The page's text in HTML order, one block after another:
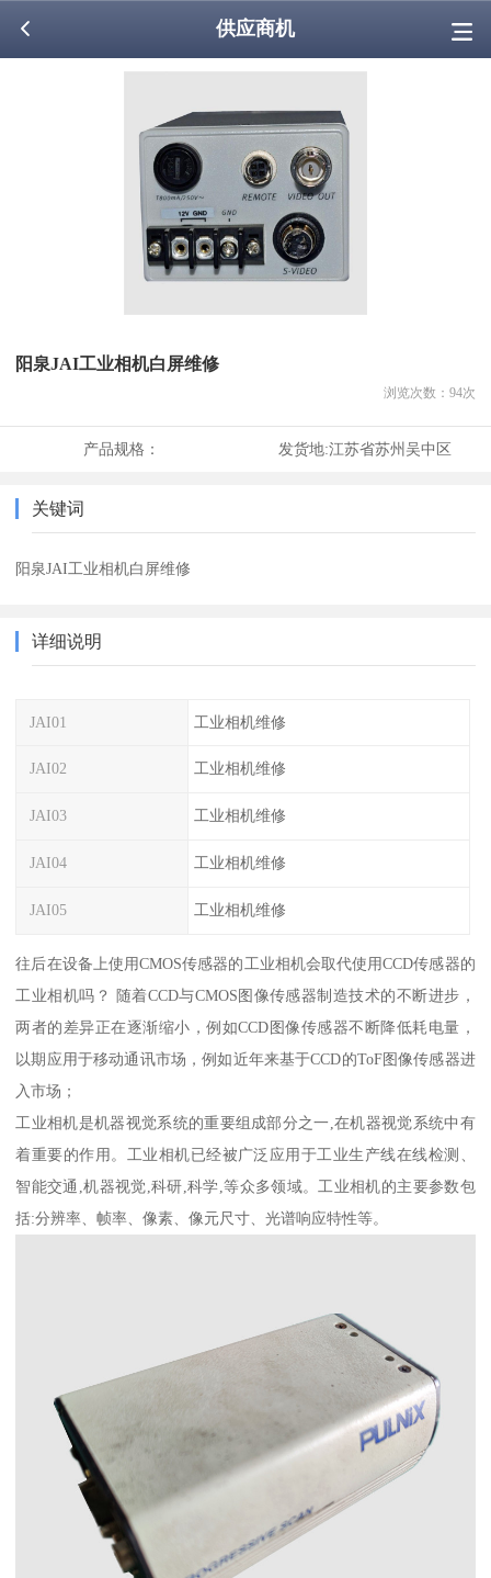
供应商机
阳泉JAI工业相机白屏维修
浏览次数： 94次
产品规格： 发货地:江苏省苏州吴中区
关键词
阳泉JAI工业相机白屏维修
详细说明
JAI01 工业相机维修
JAI02 工业相机维修
JAI03 工业相机维修
JAI04 工业相机维修
JAI05 工业相机维修
往后在设备上使用CMOS传感器的工业相机会取代使用CCD传感器的
工业相机吗？ 随着CCD与CMOS图像传感器制造技术的不断进步，
两者的差异正在逐渐缩小，例如CCD图像传感器不断降低耗电量，
以期应用于移动通讯市场，例如近年来基于CCD的ToF图像传感器进
入市场；
工业相机是机器视觉系统的重要组成部分之一,在机器视觉系统中有
着重要的作用。工业相机已经被广泛应用于工业生产线在线检测、
智能交通,机器视觉,科研,科学,等众多领域。工业相机的主要参数包
括:分辨率、帧率、像素、像元尺寸、光谱响应特性等。